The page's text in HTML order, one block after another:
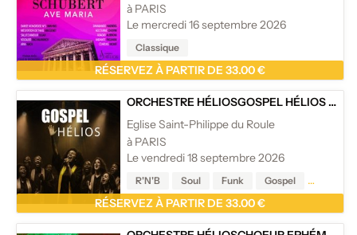
à PARIS
Le mercredi 16 septembre 2026
Classique
RÉSERVEZ À PARTIR DE 33.00 €
ORCHESTRE HÉLIOSGOSPEL HÉLIOS
Eglise Saint-Philippe du Roule
à PARIS
Le vendredi 18 septembre 2026
R'N'B Soul Funk Gospel
RÉSERVEZ À PARTIR DE 33.00 €